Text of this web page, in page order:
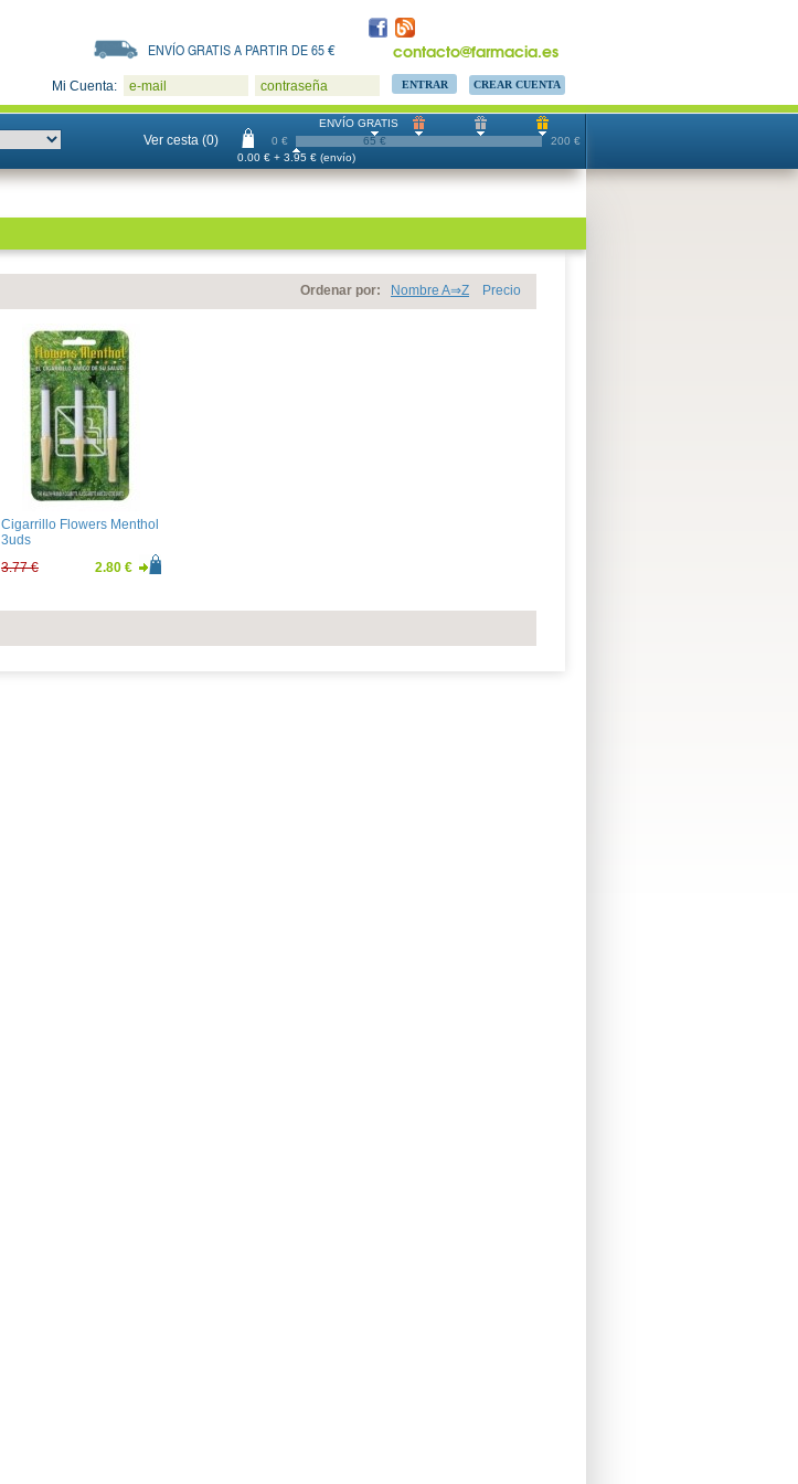
contacto@farmacia.es
ENVÍO GRATIS A PARTIR DE 65 €
Mi Cuenta: e-mail contraseña CREAR CUENTA
Ver cesta (0) 0 € 200 €
ENVÍO GRATIS
65 €
0.00 € + 3.95 € (envío)
Ordenar por: Nombre A⇒Z Precio
Cigarrillo Flowers Menthol
3uds
3.77 €
2.80 €